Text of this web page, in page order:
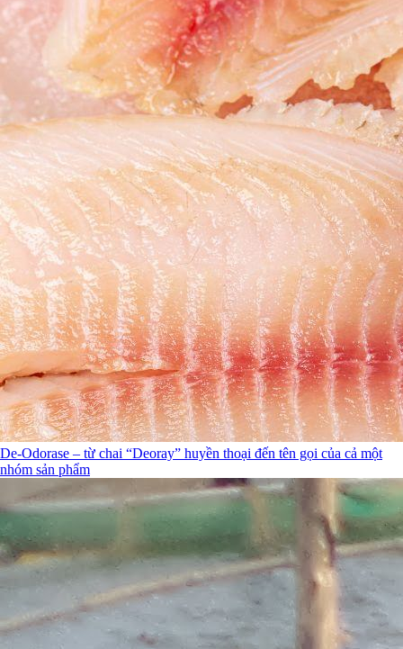
De-Odorase – từ chai “Deoray” huyền thoại đến tên gọi của cả một
nhóm sản phẩm